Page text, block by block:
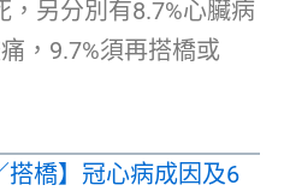
，另分別有8.7%心臟病
，9.7%須再搭橋或
搭橋】冠心病成因及6